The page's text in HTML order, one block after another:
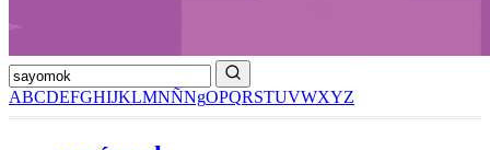
ABCDEFGHIJKLMNÑNgOPQRSTUVWXYZ